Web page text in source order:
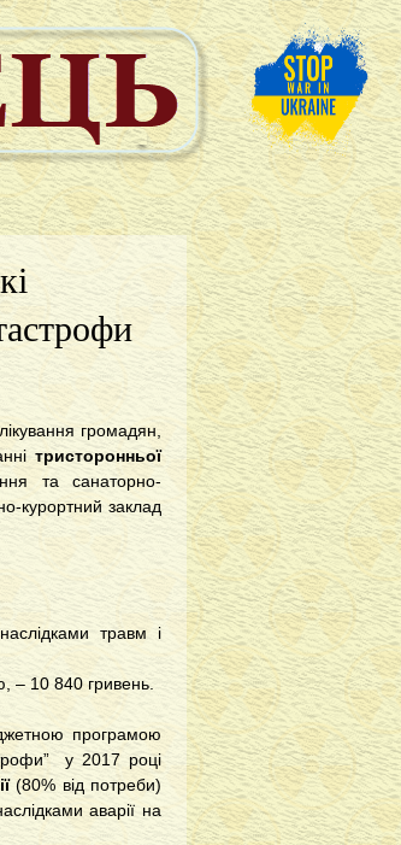
громадян,
тристоронньої
та санаторно-
курортний заклад
травм і
– 10 840 гривень.
програмою
у 2017 році
(80% від потреби)
аварії на